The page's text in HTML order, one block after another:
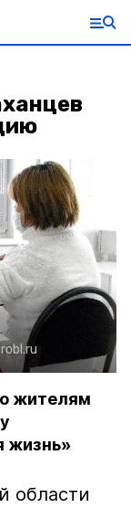
жителям
жизнь»
области